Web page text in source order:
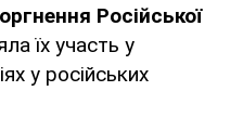
Російської
їх участь у
у російських